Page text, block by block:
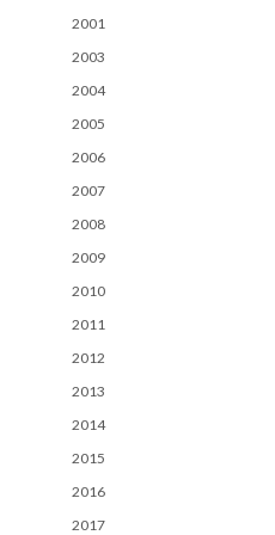
2001
2003
2004
2005
2006
2007
2008
2009
2010
2011
2012
2013
2014
2015
2016
2017